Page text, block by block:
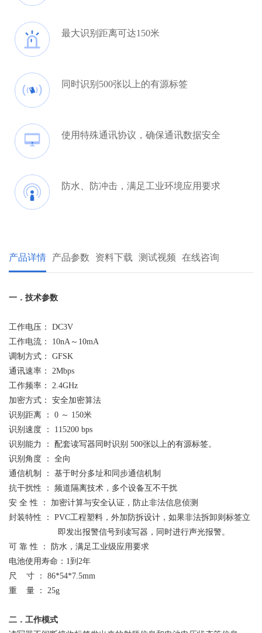
最大识别距离可达150米
同时识别500张以上的有源标签
使用特殊通讯协议，确保通讯数据安全
防水、防冲击，满足工业环境应用要求
产品详情 产品参数 资料下载 测试视频 在线咨询
一． 技术参数
工作电压： DC3V
工作电流： 10nA ～ 10mA
调制方式： GFSK
通讯速率： 2Mbps
工作频率： 2.4GHz
加密方式： 安全加密算法
识别距离 ： 0 ～ 150米
识别速度 ： 115200 bps
识别能力 ： 配套读写器 同时识别 500张以上的有源标签。
识别角度 ： 全向
通信机制 ： 基于时分多址和同步通信机制
抗干扰性 ： 频道隔离技术，多个设备互不干扰
安 全 性 ： 加密计算与安全认证，防止非法信息侦测
封装特性 ： PVC工程塑料 ，外加防拆设计，如果非法拆卸则标签立
即发出报警信号到读写器，同时进行声光报警。
可 靠 性 ： 防水，满足工业级应用要求
电池使用寿命：1到2年
尺 寸 ： 86*54*7.5mm
重 量 ： 25g
二． 工作模式